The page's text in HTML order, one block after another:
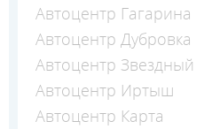
Автоцентр Гагарина
Автоцентр Дубровка
Автоцентр Звездный
Автоцентр Иртыш
Автоцентр Карта